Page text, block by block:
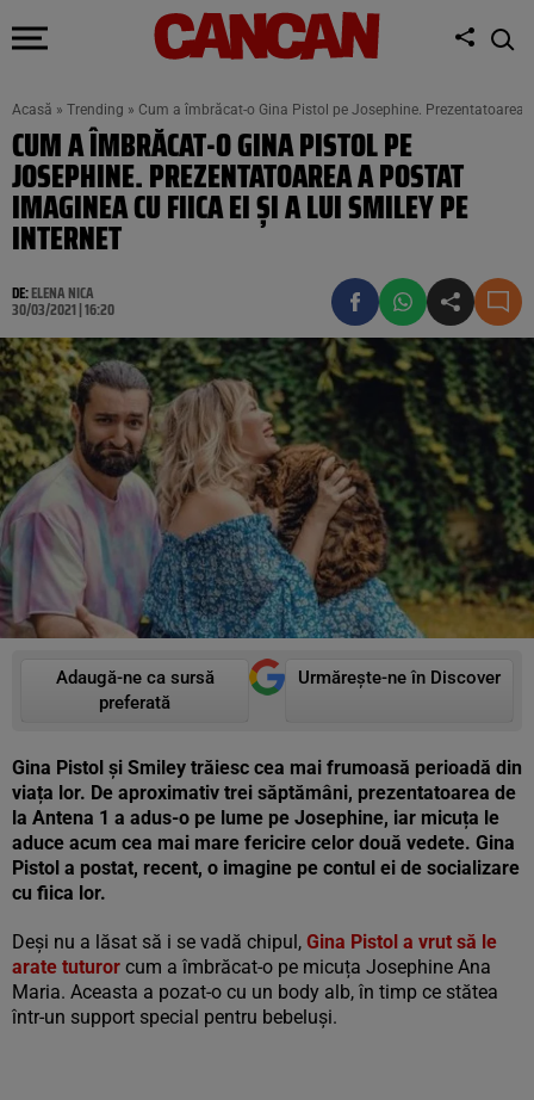
Acasă » Trending » Cum a îmbrăcat-o Gina Pistol pe Josephine.
CUM A ÎMBRĂCAT-O GINA PISTOL PE
JOSEPHINE. PREZENTATOAREA A POSTAT
IMAGINEA CU FIICA EI ȘI A LUI SMILEY PE
INTERNET
DE:ELENA NICA
30/03/2021 | 16:20
Adaugă-ne ca sursă
preferată
Urmărește-ne în Discover
Gina Pistol și Smiley trăiesc cea mai frumoasă perioadă din
viața lor. De aproximativ trei săptămâni, prezentatoarea de
la Antena 1 a adus-o pe lume pe Josephine, iar micuța le
aduce acum cea mai mare fericire celor două vedete. Gina
Pistol a postat, recent, o imagine pe contul ei de socializare
cu fiica lor.
Deși nu a lăsat să i se vadă chipul, Gina Pistol a vrut să le
arate tuturor cum a îmbrăcat-o pe micuța Josephine Ana
Maria. Aceasta a pozat-o cu un body alb, în timp ce stătea
într-un support special pentru bebeluși.